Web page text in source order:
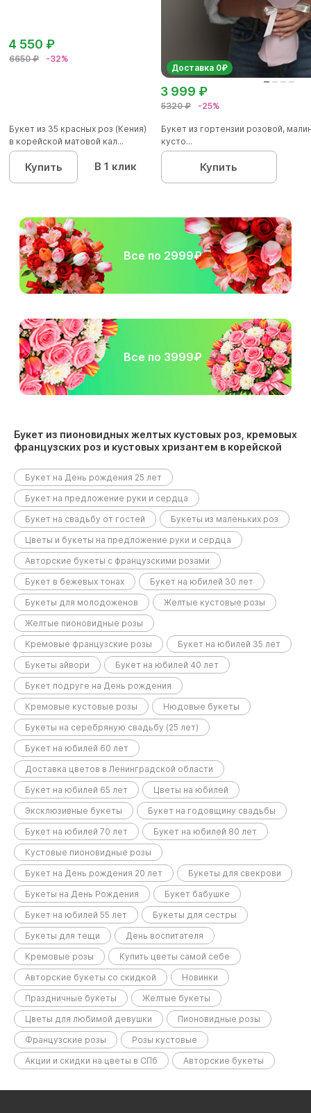
6650 ₽ -32%
4 550 ₽
Букет из 35 красных роз (Кения)
в корейской матовой кал...
Купить В 1 клик
Доставка 0₽
5320 ₽ -25%
3 999 ₽
Букет из гортензии розовой,
кусто...
Купить
Все по 2999₽
Все по 3999₽
Букет из пионовидных желтых кустовых роз, кремовых
французских роз и кустовых хризантем в корейской
Букет на День рождения 25 лет
Букет на предложение руки и сердца
Букет на свадьбу от гостей
Букеты из маленьких роз
Цветы и букеты на предложение руки и сердца
Авторские букеты с французскими розами
Букет в бежевых тонах
Букет на юбилей 30 лет
Букеты для молодоженов
Желтые кустовые розы
Желтые пионовидные розы
Кремовые французские розы
Букет на юбилей 35 лет
Букеты айвори
Букет на юбилей 40 лет
Букет подруге на День рождения
Кремовые кустовые розы
Нюдовые букеты
Букеты на серебряную свадьбу (25 лет)
Букет на юбилей 60 лет
Доставка цветов в Ленинградской области
Букет на юбилей 65 лет
Цветы на юбилей
Эксклюзивные букеты
Букет на годовщину свадьбы
Букет на юбилей 70 лет
Букет на юбилей 80 лет
Кустовые пионовидные розы
Букет на День рождения 20 лет
Букеты для свекрови
Букеты на День Рождения
Букет бабушке
Букет на юбилей 55 лет
Букеты для сестры
Букеты для тещи
День воспитателя
Кремовые розы
Купить цветы самой себе
Авторские букеты со скидкой
Новинки
Праздничные букеты
Желтые букеты
Цветы для любимой девушки
Пионовидные розы
Французские розы
Розы кустовые
Акции и скидки на цветы в СПб
Авторские букеты